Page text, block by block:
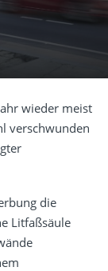
wieder meist
verschwunden
die
Litfaßsäule